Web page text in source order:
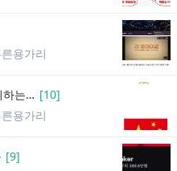
용가리
젠지가 갑자기 중국몽을 지지하는 이유 [10]
용가리
[9]